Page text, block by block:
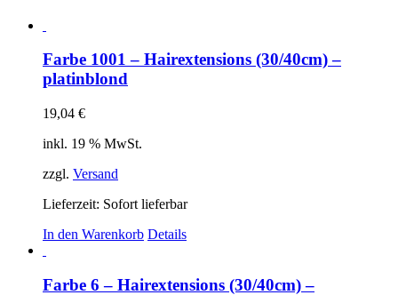
Farbe 1001 – Hairextensions (30/40cm) –
platinblond
19,04 €
inkl. 19 % MwSt.
zzgl. Versand
Lieferzeit: Sofort lieferbar
In den Warenkorb Details
Farbe 6 – Hairextensions (30/40cm) –